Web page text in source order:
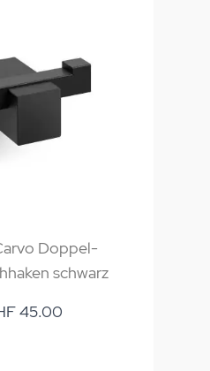
Doppel-
schwarz
45.00